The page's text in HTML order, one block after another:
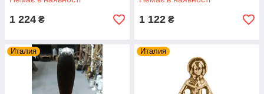
1 224 ₴ 1 122 ₴
Италия Италия